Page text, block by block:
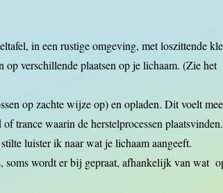
in een rustige omgeving, met loszittende
verschillende plaatsen op je lichaam. (Zie het
op zachte wijze op) en opladen. Dit voelt
trance waarin de herstelprocessen plaatsvinden.
luister ik naar wat je lichaam aangeeft.
soms wordt er bij gepraat, afhankelijk van wat